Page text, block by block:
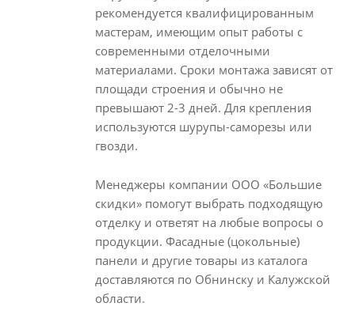
рекомендуется квалифицированным
мастерам, имеющим опыт работы с
современными отделочными
материалами. Сроки монтажа зависят от
площади строения и обычно не
превышают 2-3 дней. Для крепления
используются шурупы-саморезы или
гвозди.
Менеджеры компании ООО «Большие
скидки» помогут выбрать подходящую
отделку и ответят на любые вопросы о
продукции. Фасадные (цокольные)
панели и другие товары из каталога
доставляются по Обнинску и Калужской
области.